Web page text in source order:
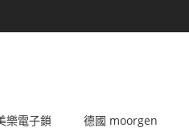
樂電子鎖 德國 moorgen